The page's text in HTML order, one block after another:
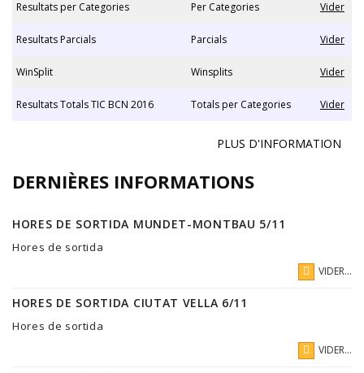
Resultats per Categories Per Categories Vider
Resultats Parcials Parcials Vider
WinSplit Winsplits Vider
Resultats Totals TIC BCN 2016 Totals per Categories Vider
PLUS D'INFORMATION
DERNIÈRES INFORMATIONS
HORES DE SORTIDA MUNDET-MONTBAU 5/11
Hores de sortida
VIDER...
HORES DE SORTIDA CIUTAT VELLA 6/11
Hores de sortida
VIDER...